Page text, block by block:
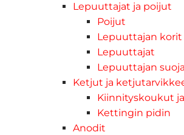
Lepuuttajat ja poijut
Poijut
Lepuuttajan korit
Lepuuttajat
Lepuuttajan
Ketjut ja
Kiinnityskoukut
Kettingin pidin
Anodit